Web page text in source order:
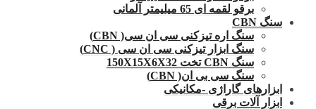
برقو لقمه ای 65 میلیمتر آلمانی
سنگ CBN
سنگ اره تیزکنی سی ان سی( CBN)
سنگ ابزار تیزکنی سی ان سی ( CNC)
سنگ CBN تخت 150X15X6X32
سنگ سی بی ان( CBN)
ابزارهای گاراژی -مکانیکی
ابزار آلات برقی